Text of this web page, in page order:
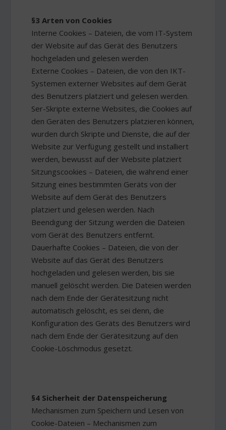
§3 Arten von Cookies
Interne Cookies – Dateien, die vom IT-System
der Website auf das Gerät des Benutzers
hochgeladen und gelesen werden
Externe Cookies – Dateien, die von den IKT-
Systemen externer Websites auf dem Gerät
des Benutzers platziert und gelesen werden.
Ser-Skripte externe Websites, die Cookies auf
den Geräten des Benutzers platzieren können,
wurden durch Skripte und Dienste, die auf der
Website zur Verfügung gestellt und installiert
werden, bewusst auf der Website platziert
Sitzungscookies – Dateien, die während einer
Sitzung eines bestimmten Geräts von der
Website auf dem Gerät des Benutzers
platziert und gelesen werden. Nach
Beendigung der Sitzung werden die Dateien
vom Gerät des Benutzers entfernt.
Dauerhafte Cookies – Dateien, die von der
Website auf das Gerät des Benutzers
hochgeladen und gelesen werden, bis sie
manuell gelöscht werden. Die Dateien werden
nach dem Ende der Gerätesitzung nicht
automatisch gelöscht, es sei denn, die
Konfiguration des Geräts des Benutzers wird
nach dem Ende der Gerätesitzung auf den
Cookie-Löschmodus gesetzt.
§4 Sicherheit der Datenspeicherung
Mechanismen zum Speichern und Lesen von
Cookie-Dateien – Mechanismen zum